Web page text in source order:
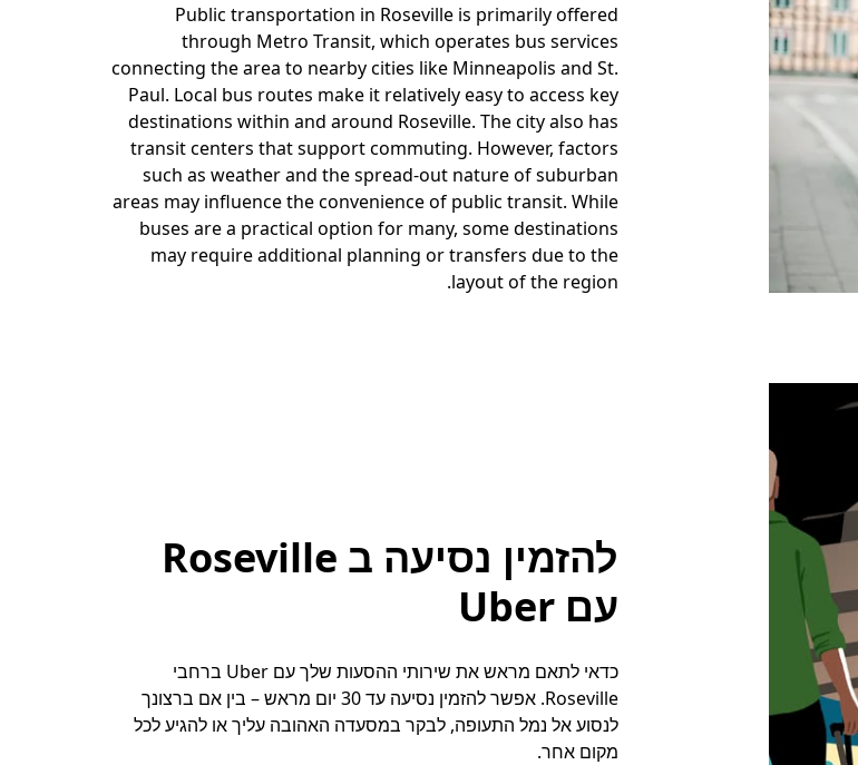
Public transportation in Roseville is primarily offered
through Metro Transit, which operates bus services
connecting the area to nearby cities like Minneapolis and St.
Paul. Local bus routes make it relatively easy to access key
destinations within and around Roseville. The city also has
transit centers that support commuting. However, factors
such as weather and the spread-out nature of suburban
areas may influence the convenience of public transit. While
buses are a practical option for many, some destinations
may require additional planning or transfers due to the
layout of the region.
להזמין נסיעה ב Roseville
עם Uber
כדאי לתאם מראש את שירותי ההסעות שלך עם Uber ברחבי
Roseville. אפשר להזמין נסיעה עד 30 יום מראש – בין אם ברצונך
לנסוע אל נמל התעופה, לבקר במסעדה האהובה עליך או להגיע לכל
מקום אחר.